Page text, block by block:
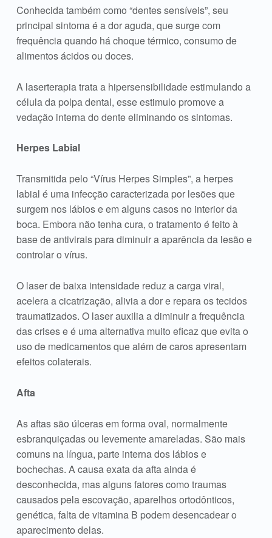
Conhecida também como “dentes sensíveis”, seu
principal sintoma é a dor aguda, que surge com
frequência quando há choque térmico, consumo de
alimentos ácidos ou doces.
A laserterapia trata a hipersensibilidade estimulando a
célula da polpa dental, esse estimulo promove a
vedação interna do dente eliminando os sintomas.
Herpes Labial
Transmitida pelo “Vírus Herpes Simples”, a herpes
labial é uma infecção caracterizada por lesões que
surgem nos lábios e em alguns casos no interior da
boca. Embora não tenha cura, o tratamento é feito à
base de antivirais para diminuir a aparência da lesão e
controlar o vírus.
O laser de baixa intensidade reduz a carga viral,
acelera a cicatrização, alivia a dor e repara os tecidos
traumatizados. O laser auxilia a diminuir a frequência
das crises e é uma alternativa muito eficaz que evita o
uso de medicamentos que além de caros apresentam
efeitos colaterais.
Afta
As aftas são úlceras em forma oval, normalmente
esbranquiçadas ou levemente amareladas. São mais
comuns na língua, parte interna dos lábios e
bochechas. A causa exata da afta ainda é
desconhecida, mas alguns fatores como traumas
causados pela escovação, aparelhos ortodônticos,
genética, falta de vitamina B podem desencadear o
aparecimento delas.